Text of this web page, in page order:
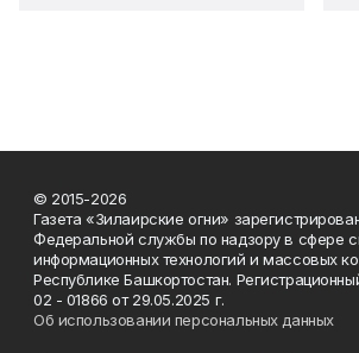
© 2015-2026
Газета «Зилаирские огни»
Федеральной службы по надзору в сфере
информационных технологий и массовых
Республике Башкортостан.
02 - 01866 от 29.05.2025 г.
Об использовании персональных данных